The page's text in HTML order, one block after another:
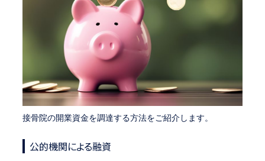
接骨院の開業資金を調達する方法をご紹介します。
公的機関による融資